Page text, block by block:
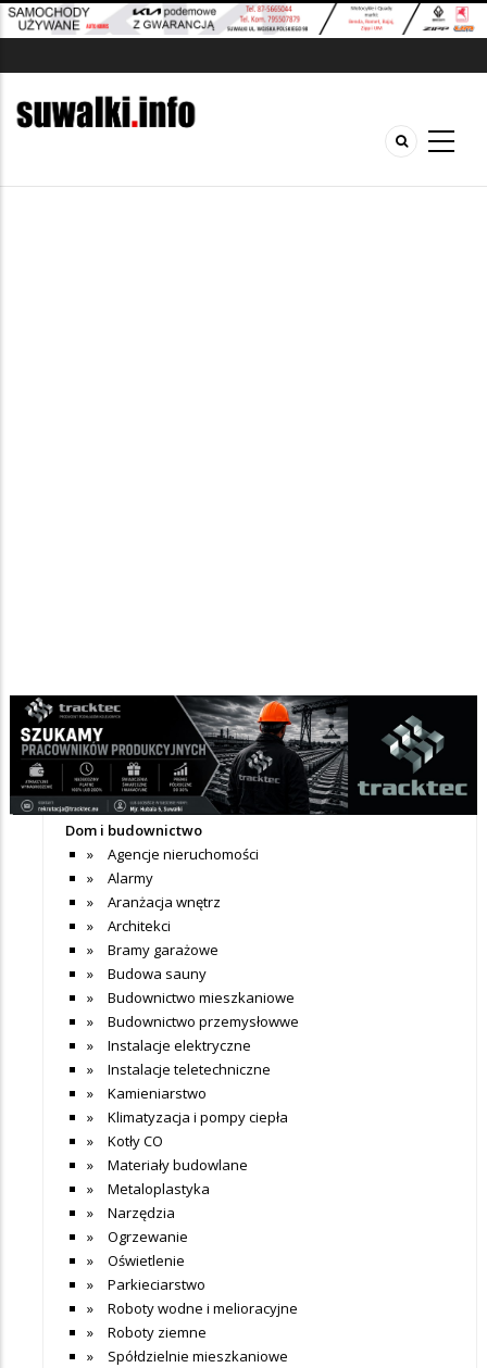
Nie dodano jeszcze wpisów do tej kategorii
+ Dodaj wpis
Katalog firm
Dom i budownictwo
Agencje nieruchomości
Alarmy
Aranżacja wnętrz
Architekci
Bramy garażowe
Budowa sauny
Budownictwo mieszkaniowe
Budownictwo przemysłowwe
Instalacje elektryczne
Instalacje teletechniczne
Kamieniarstwo
Klimatyzacja i pompy ciepła
Kotły CO
Materiały budowlane
Metaloplastyka
Narzędzia
Ogrzewanie
Oświetlenie
Parkieciarstwo
Roboty wodne i melioracyjne
Roboty ziemne
Spółdzielnie mieszkaniowe